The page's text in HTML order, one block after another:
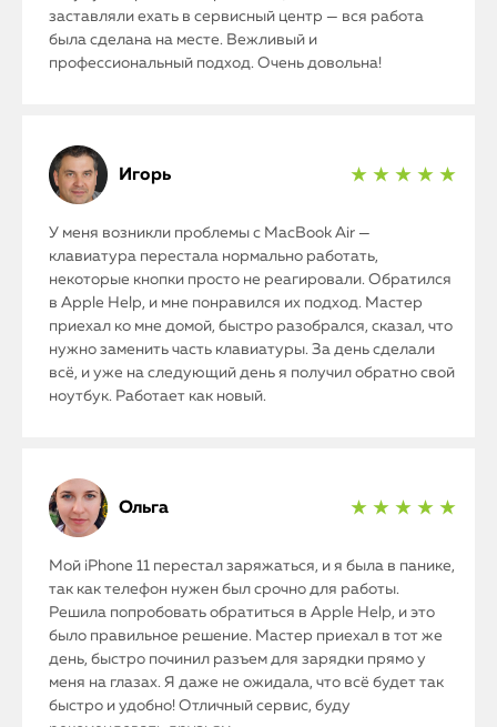
заставляли ехать в сервисный центр — вся работа
была сделана на месте. Вежливый и
профессиональный подход. Очень довольна!
Игорь ★ ★ ★ ★ ★
У меня возникли проблемы с MacBook Air —
клавиатура перестала нормально работать,
некоторые кнопки просто не реагировали. Обратился
в Apple Help, и мне понравился их подход. Мастер
приехал ко мне домой, быстро разобрался, сказал, что
нужно заменить часть клавиатуры. За день сделали
всё, и уже на следующий день я получил обратно свой
ноутбук. Работает как новый.
Ольга ★ ★ ★ ★ ★
Мой iPhone 11 перестал заряжаться, и я была в панике,
так как телефон нужен был срочно для работы.
Решила попробовать обратиться в Apple Help, и это
было правильное решение. Мастер приехал в тот же
день, быстро починил разъем для зарядки прямо у
меня на глазах. Я даже не ожидала, что всё будет так
быстро и удобно! Отличный сервис, буду